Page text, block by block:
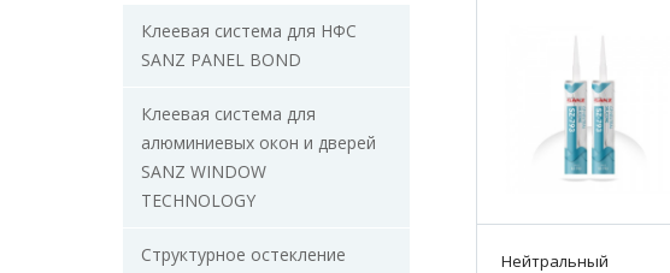
Клеевая система для НФС
SANZ PANEL BOND
Клеевая система для
алюминиевых окон и дверей
SANZ WINDOW
TECHNOLOGY
Структурное остекление
Нейтральный